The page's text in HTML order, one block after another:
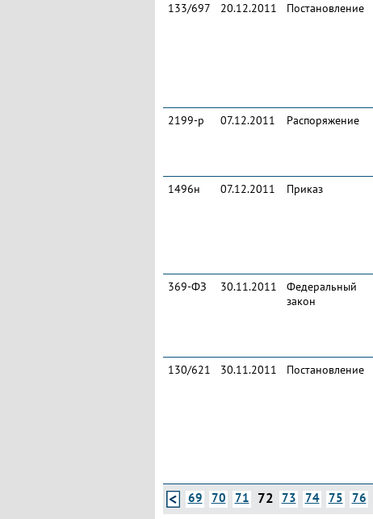
133/697
20.12.2011 Постановление
2199-р
07.12.2011 Распоряжение
1496н
07.12.2011 Приказ
369-ФЗ 30.11.2011
Федеральный
закон
130/621
30.11.2011 Постановление
69 70 71 72 73 74 75 76